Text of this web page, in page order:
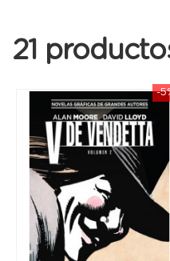
21
-